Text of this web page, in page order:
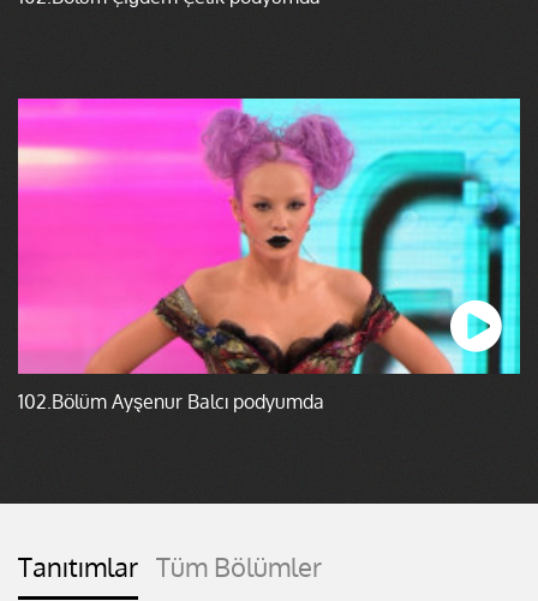
102.Bölüm Ayşenur Balcı podyumda
Tanıtımlar Tüm Bölümler